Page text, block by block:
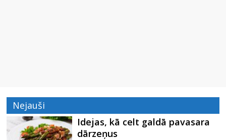
Nejauši
Idejas, kā celt galdā pavasara
dārzeņus